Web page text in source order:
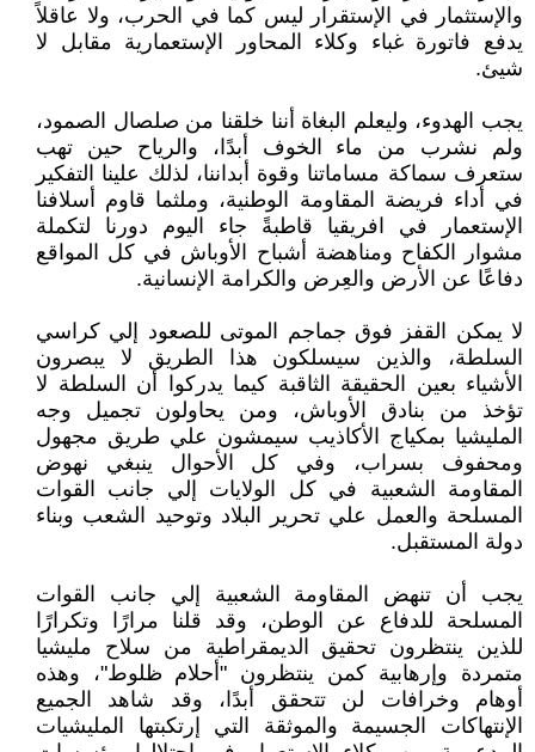
والإستثمار في الإستقرار ليس كما في الحرب، ولا عاقلاً
يدفع فاتورة غباء وكلاء المحاور الإستعمارية مقابل لا
شيئ.
يجب الهدوء، وليعلم البغاة أننا خلقنا من صلصال الصمود،
ولم نشرب من ماء الخوف أبدًا، والرياح حين تهب
ستعرف سماكة مساماتنا وقوة أبداننا، لذلك علينا التفكير
في أداء فريضة المقاومة الوطنية، وملثما قاوم أسلافنا
الإستعمار في افريقيا قاطبةً جاء اليوم دورنا لتكملة
مشوار الكفاح ومناهضة أشباح الأوباش في كل المواقع
دفاعًا عن الأرض والعِرض والكرامة الإنسانية.
لا يمكن القفز فوق جماجم الموتى للصعود إلي كراسي
السلطة، والذين سيسلكون هذا الطريق لا يبصرون
الأشياء بعين الحقيقة الثاقبة كيما يدركوا أن السلطة لا
تؤخذ من بنادق الأوباش، ومن يحاولون تجميل وجه
المليشيا بمكياج الأكاذيب سيمشون علي طريق مجهول
ومحفوف بسراب، وفي كل الأحوال ينبغي نهوض
المقاومة الشعبية في كل الولايات إلي جانب القوات
المسلحة والعمل علي تحرير البلاد وتوحيد الشعب وبناء
دولة المستقبل.
يجب أن تنهض المقاومة الشعبية إلي جانب القوات
المسلحة للدفاع عن الوطن، وقد قلنا مرارًا وتكرارًا
للذين ينتظرون تحقيق الديمقراطية من سلاح مليشيا
متمردة وإرهابية كمن ينتظرون "أحلام ظلوط"، وهذه
أوهام وخرافات لن تتحقق أبدًا، وقد شاهد الجميع
الإنتهاكات الجسيمة والموثقة التي إرتكبتها المليشيات